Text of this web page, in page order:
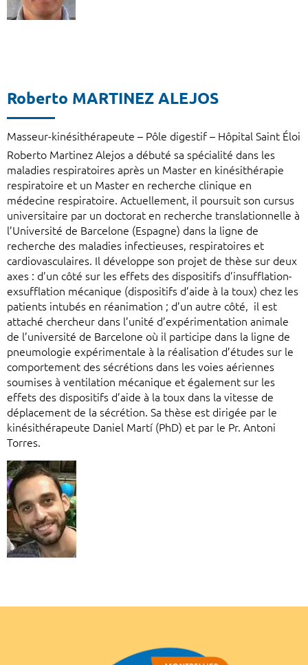
Roberto MARTINEZ ALEJOS
Masseur-kinésithérapeute – Pôle digestif – Hôpital Saint Éloi
Roberto Martinez Alejos a débuté sa spécialité dans les
maladies respiratoires après un Master en kinésithérapie
respiratoire et un Master en recherche clinique en
médecine respiratoire. Actuellement, il poursuit son cursus
universitaire par un doctorat en recherche translationnelle à
l’Université de Barcelone (Espagne) dans la ligne de
recherche des maladies infectieuses, respiratoires et
cardiovasculaires. Il développe son projet de thèse sur deux
axes : d’un côté sur les effets des dispositifs d’insufflation-
exsufflation mécanique (dispositifs d’aide à la toux) chez les
patients intubés en réanimation ; d’un autre côté, il est
attaché chercheur dans l’unité d’expérimentation animale
de l’université de Barcelone où il participe dans la ligne de
pneumologie expérimentale à la réalisation d’études sur le
comportement des sécrétions dans les voies aériennes
soumises à ventilation mécanique et également sur les
effets des dispositifs d’aide à la toux dans la vitesse de
déplacement de la sécrétion. Sa thèse est dirigée par le
kinésithérapeute Daniel Martí (PhD) et par le Pr. Antoni
Torres.